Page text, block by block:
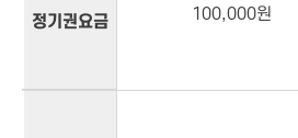
정기권요금 100,000원